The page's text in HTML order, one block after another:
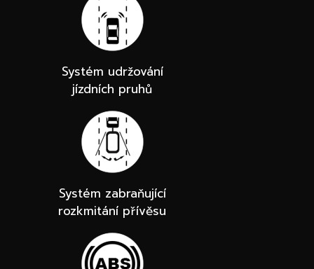
Systém udržování
jízdních pruhů
Systém zabraňující
rozkmitání přívěsu